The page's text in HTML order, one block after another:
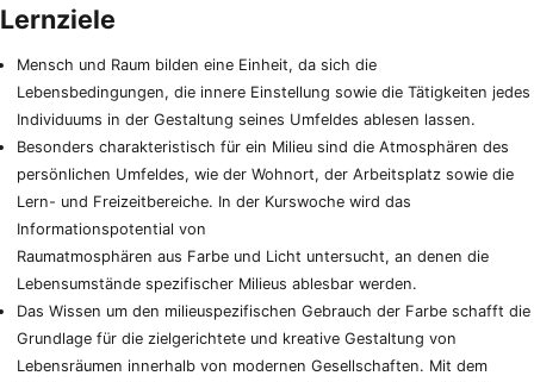
Lernziele
Mensch und Raum bilden eine Einheit, da sich die
Lebensbedingungen, die innere Einstellung sowie die Tätigkeiten jedes
Individuums in der Gestaltung seines Umfeldes ablesen lassen.
Besonders charakteristisch für ein Milieu sind die Atmosphären des
persönlichen Umfeldes, wie der Wohnort, der Arbeitsplatz sowie die
Lern- und Freizeitbereiche. In der Kurswoche wird das
Informationspotential von
Raumatmosphären aus Farbe und Licht untersucht, an denen die
Lebensumstände spezifischer Milieus ablesbar werden.
Das Wissen um den milieuspezifischen Gebrauch der Farbe schafft die
Grundlage für die zielgerichtete und kreative Gestaltung von
Lebensräumen innerhalb von modernen Gesellschaften. Mit dem